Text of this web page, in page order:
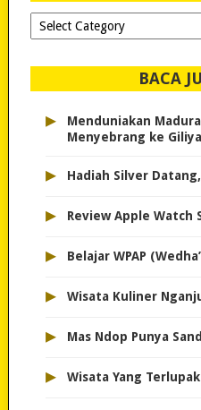
Dipilih-
dipilih..
BACA
▸
Menduniakan
Menyebrang ke
▸ Hadiah Silver
▸ Review Apple Watch
▸ Belajar WPAP
▸ Wisata Kuliner
▸ Mas Ndop Punya
▸ Wisata Yang